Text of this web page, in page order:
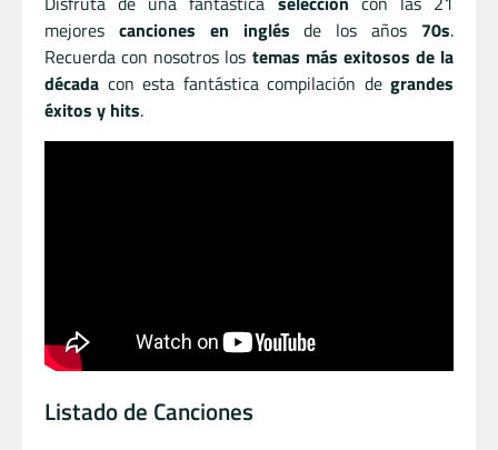
mejores canciones en inglés de los años 70s.
Recuerda con nosotros los temas más exitosos de la
década con esta fantástica compilación de grandes
éxitos y hits.
Listado de Canciones